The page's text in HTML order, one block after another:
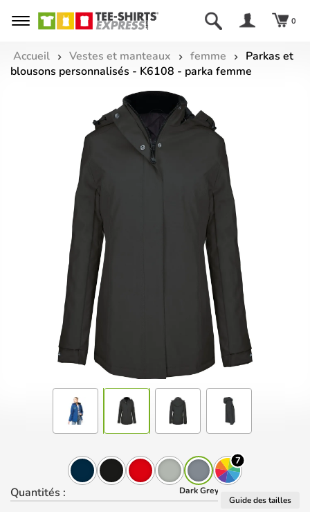
0
Accueil Vestes et manteaux femme
Parkas et
blousons personnalisés - K6108 - parka femme
Dark Grey
7
Quantités : Guide des tailles